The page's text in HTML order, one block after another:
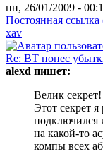
пн, 26/01/2009 -
Постоянная ссылка
xav
Re: ВТ понес
alexd пишет:
Велик секрет!
Этот секрет я
подключился
на какой-то
компы всех